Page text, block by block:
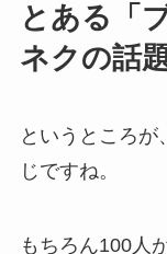
とある「
ネクの話
というところ
じですね。
もちろん100人